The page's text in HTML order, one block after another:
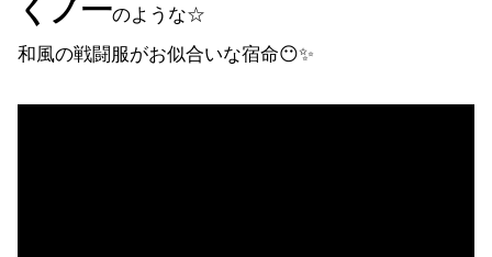
くノ一のような☆
和風の戦闘服がお似合いな宿命😶✨